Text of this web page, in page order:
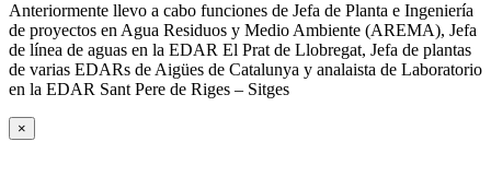
Anteriormente llevo a cabo funciones de Jefa de Planta e Ingeniería
de proyectos en Agua Residuos y Medio Ambiente (AREMA), Jefa
de línea de aguas en la EDAR El Prat de Llobregat, Jefa de plantas
de varias EDARs de Aigües de Catalunya y analaista de Laboratorio
en la EDAR Sant Pere de Riges – Sitges
×